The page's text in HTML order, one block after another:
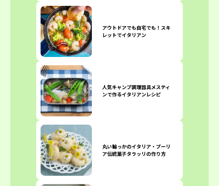
アウトドアでも自宅でも！スキ
レットでイタリアン
人気キャンプ調理器具メスティ
ンで作るイタリアンレシピ
丸い輪っかのイタリア・プーリ
ア伝統菓子タラッリの作り方